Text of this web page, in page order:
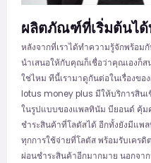
ผลิตภัณฑ์ที่เริ่มต้นไ
หลังจากที่เราได้ทำความรู้จักพร้อม
นำเสนอให้กับคุณก็เชื่อว่าคุณเองก็ส
ใช่ไหม ทีนี้เรามาดูกันต่อในเรื่องข
lotus money plus มีให้บริการสินเ
ในรูปแบบของแพลทินัม บียอนด์ คุ้ม
ชำระสินค้าที่โลตัสได้ อีกทั้งยังมีแพ
ทุกการใช้จ่ายที่โลตัส พร้อมรับเครดิ
ผ่อนชำระสินค้าอีกมากมาย นอกจา